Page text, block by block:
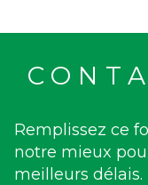
Remplissez ce
notre mieux
meilleurs délais.